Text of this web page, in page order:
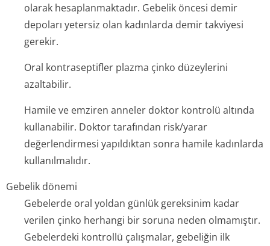
olarak hesaplanmaktadır. Gebelik öncesi demir
depoları yetersiz olan kadınlarda demir takviyesi
gerekir.
Oral kontraseptifler plazma çinko düzeylerini
azaltabilir.
Hamile ve emziren anneler doktor kontrolü altında
kullanabilir. Doktor tarafından risk/yarar
değerlendirmesi yapıldıktan sonra hamile kadınlarda
kullanılmalıdır.
Gebelik dönemi
Gebelerde oral yoldan günlük gereksinim kadar
verilen çinko herhangi bir soruna neden olmamıştır.
Gebelerdeki kontrollü çalışmalar, gebeliğin ilk